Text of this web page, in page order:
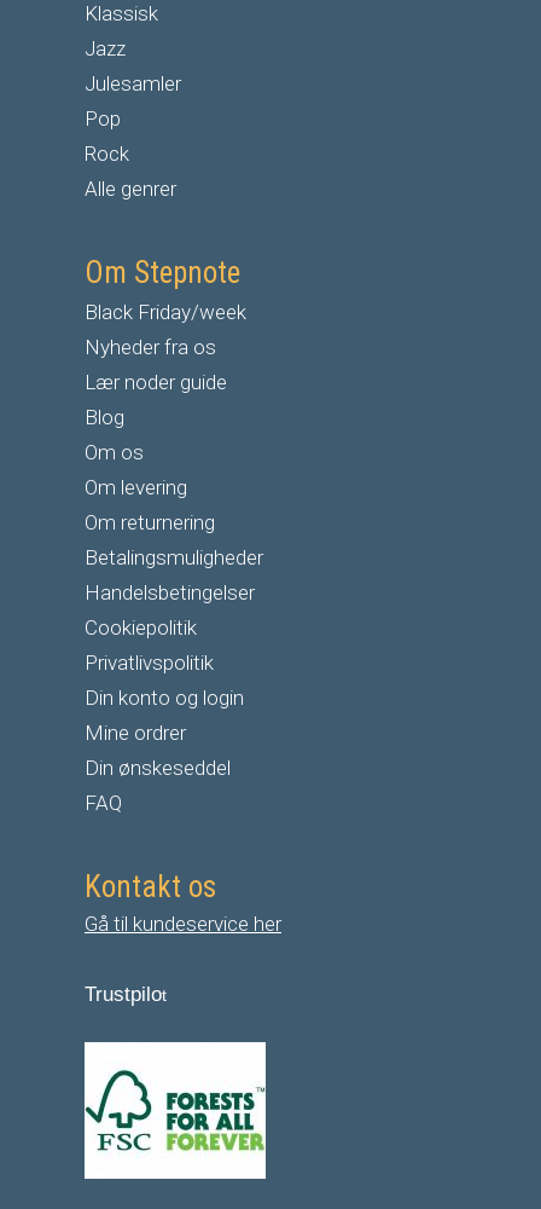
Klassisk
Jazz
Julesamler
Pop
Rock
Alle genrer
Om Stepnote
Black Friday/week
Nyheder fra os
Lær noder guide
Blog
Om os
Om levering
Om returnering
Betalingsmuligheder
Handelsbetingelser
Cookiepolitik
Privatlivspolitik
Din konto og login
Mine ordrer
Din ønskeseddel
FAQ
Kontakt os
Gå til kundeservice her
Trustpilot